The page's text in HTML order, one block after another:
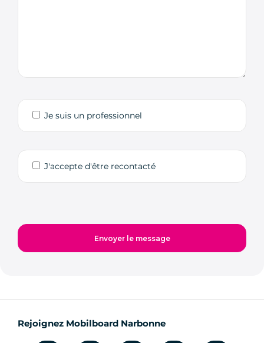
Je suis un professionnel
J'accepte d'être recontacté
Rejoignez Mobilboard Narbonne